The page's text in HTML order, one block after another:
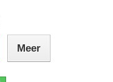
Meer